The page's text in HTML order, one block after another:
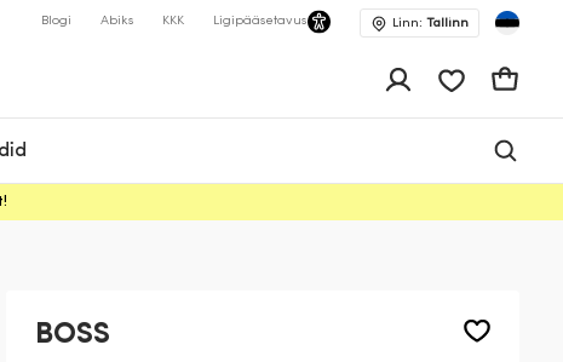
Blogi Abiks KKK Ligipääsetavus Linn: Tallinn
BOSS